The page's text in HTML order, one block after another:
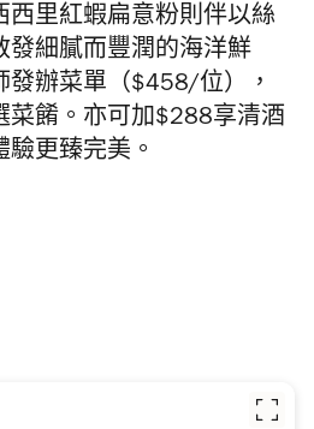
西里紅蝦扁意粉則伴以絲
發細膩而豐潤的海洋鮮
發辦菜單（$458/位），
菜餚。亦可加$288享清酒
更臻完美。